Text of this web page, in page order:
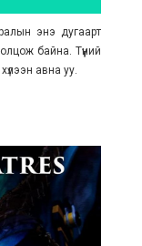
энэ дугаарт
байна. Түүний
авна уу.